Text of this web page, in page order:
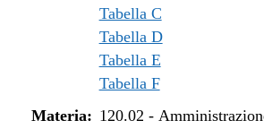
Tabella C
Tabella D
Tabella E
Tabella F
Materia: 120.02 -